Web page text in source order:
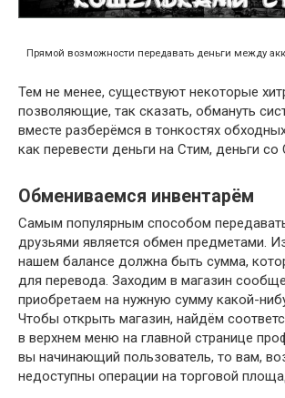
Прямой возможности передавать деньги между
Тем не менее, существуют некоторые
позволяющие, так сказать, обмануть
вместе разберёмся в тонкостях
как перевести деньги на Стим, деньги со
Обмениваемся инвентарём
Самым популярным способом
друзьями является обмен предметами.
нашем балансе должна быть сумма,
для перевода. Заходим в магазин
приобретаем на нужную сумму какой-
Чтобы открыть магазин, найдём
в верхнем меню на главной странице
вы начинающий пользователь, то вам,
недоступны операции на торговой